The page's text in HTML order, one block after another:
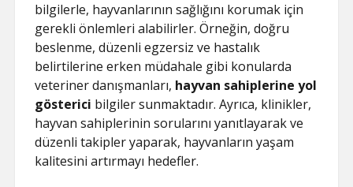
bilgilerle, hayvanlarının sağlığını korumak için
gerekli önlemleri alabilirler. Örneğin, doğru
beslenme, düzenli egzersiz ve hastalık
belirtilerine erken müdahale gibi konularda
veteriner danışmanları, hayvan sahiplerine yol
gösterici bilgiler sunmaktadır. Ayrıca, klinikler,
hayvan sahiplerinin sorularını yanıtlayarak ve
düzenli takipler yaparak, hayvanların yaşam
kalitesini artırmayı hedefler.